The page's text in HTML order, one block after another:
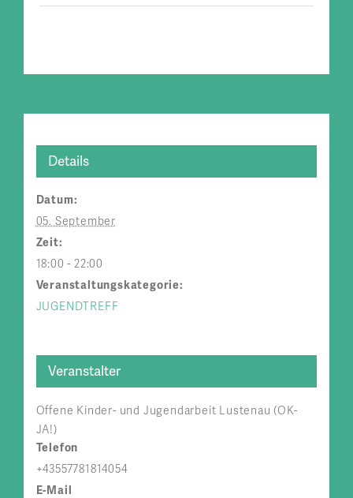
Details
Datum:
05. September
Zeit:
18:00 - 22:00
Veranstaltungskategorie:
JUGENDTREFF
Veranstalter
Offene Kinder- und Jugendarbeit Lustenau (OK-
JA!)
Telefon
+43557781814054
E-Mail